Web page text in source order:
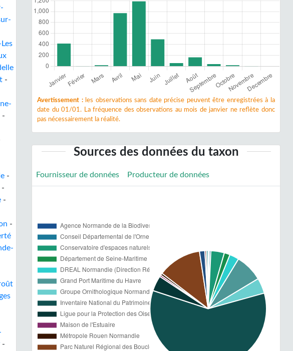
-
-
-
-
-
-
-
Avertissement :les observations sans date précise peuvent être enregistrées à la
date du 01/01. La fréquence des observations au mois de janvier ne reflète donc
pas nécessairement la réalité.
Sources des données du taxon
Fournisseur de données Producteur de données